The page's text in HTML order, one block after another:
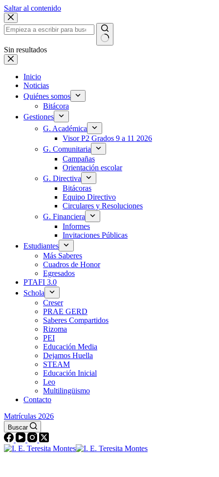
Saltar al contenido
Sin resultados
Inicio
Noticias
Quiénes somos
Bitácora
Gestiones
G. Académica
Visor P2 Grados 9 a 11 2026
G. Comunitaria
Campañas
Orientación escolar
G. Directiva
Bitácoras
Equipo Directivo
Circulares y Resoluciones
G. Financiera
Informes
Invitaciones Públicas
Estudiantes
Más Saberes
Cuadros de Honor
Egresados
PTAFI 3.0
Schola
Creser
PRAE GERD
Saberes Compartidos
Rizoma
PEI
Educación Media
Dejamos Huella
STEAM
Educación Inicial
Leo
Multilingüismo
Contacto
Matrículas 2026
Buscar